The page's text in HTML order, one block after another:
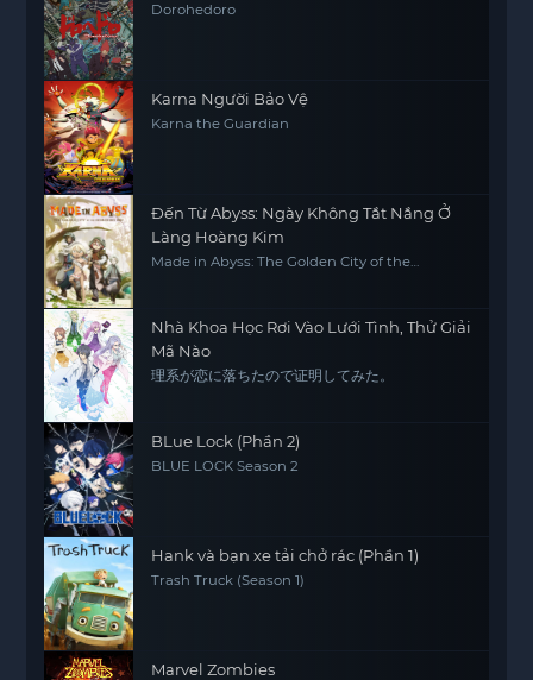
Dorohedoro
Karna Người Bảo Vệ
Karna the Guardian
Đến Từ Abyss: Ngày Không Tắt Nắng Ở
Làng Hoàng Kim
Made in Abyss: The Golden City of the
Nhà Khoa Học Rơi Vào Lưới Tình, Thử Giải
Mã Nào
理系が恋に落ちたので证明してみた。
BLue Lock (Phần 2)
BLUE LOCK Season 2
Hank và bạn xe tải chở rác (Phần 1)
Trash Truck (Season 1)
Marvel Zombies